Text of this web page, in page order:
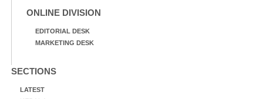
ONLINE DIVISION
EDITORIAL DESK
MARKETING DESK
SECTIONS
LATEST